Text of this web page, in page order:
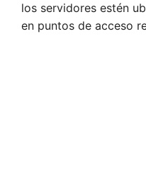
los servidores estén
en puntos de acceso